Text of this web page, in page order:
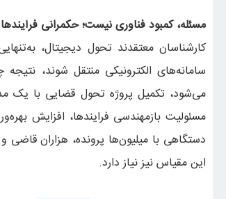
مسئله، کمبود فناوری نیست؛ حکمرانی
کارشناسان معتقدند تحول دیجیتال،
سامانه‌های الکترونیکی منتقل شوند،
می‌شود، تکمیل پروژه تحول قضایی با یک
مسئولیت بازمهندسی فرایندها، افزایش
دستگاهی با میلیون‌ها پرونده، هزاران
این مقیاس نیز نیاز دارد.